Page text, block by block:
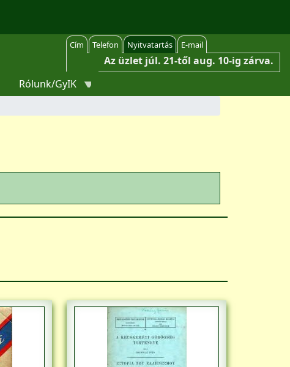
Cím Telefon Nyitvatartás E-mail
Az üzlet júl. 21-től aug. 10-ig zárva.
Rólunk/GyIK